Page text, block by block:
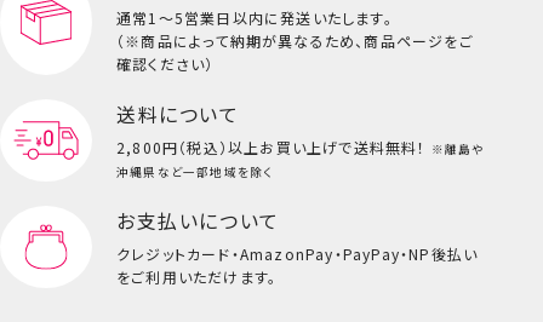
キッズ一覧を見る
通常1～5営業日以内に発送いたします。
（※商品によって納期が異なるため、商品ページをご
確認ください）
送料について
2,800円（税込）以上お買い上げで送料無料！
※離島や
沖縄県など一部地域を除く
お支払いについて
クレジットカード・AmazonPay・PayPay・NP後払い
をご利用いただけます。